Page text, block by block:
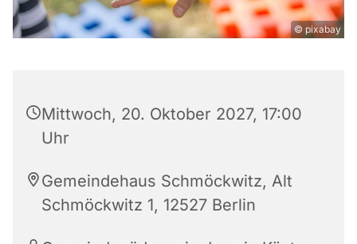
© pixabay
Mittwoch, 20. Oktober 2027, 17:00
Uhr
Gemeindehaus Schmöckwitz, Alt
Schmöckwitz 1, 12527 Berlin